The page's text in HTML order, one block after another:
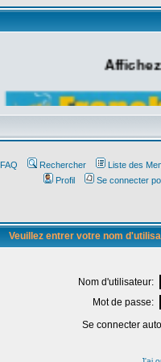
FAQ Rechercher
Liste des
Profil
Se connecter
Veuillez entrer votre nom
Nom d'utilisateur:
Mot de passe:
Se connecter